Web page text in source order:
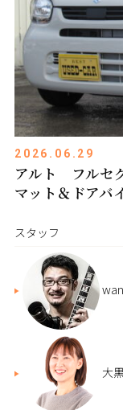
2026.06.29
アルト フルセ
マット＆ドアバ
スタッフ
大